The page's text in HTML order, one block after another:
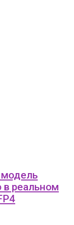
модель
в реальном